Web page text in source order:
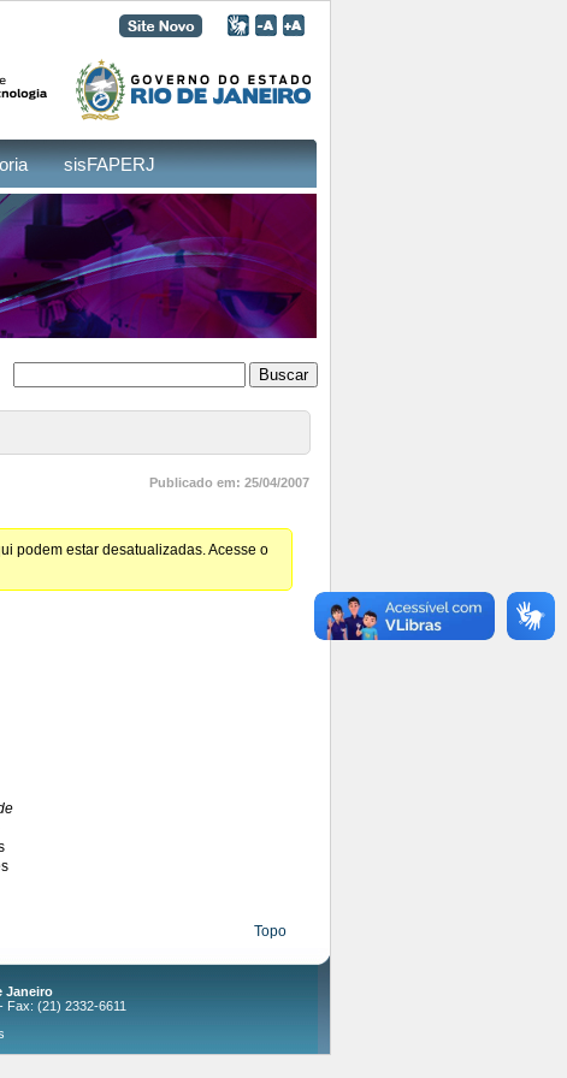
sisFAPERJ
Publicado em: 25/04/2007
podem estar desatualizadas. Acesse o
Topo
Janeiro
Fax: (21) 2332-6611